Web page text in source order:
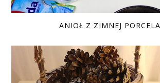
ANIOŁ Z ZIMNEJ